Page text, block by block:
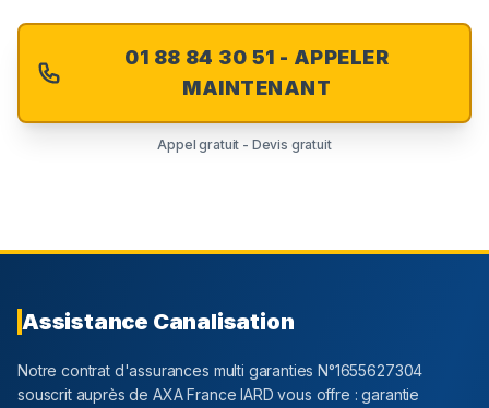
01 88 84 30 51 - APPELER
MAINTENANT
Appel gratuit - Devis gratuit
Assistance Canalisation
Notre contrat d'assurances multi garanties N°1655627304
souscrit auprès de AXA France IARD vous offre : garantie